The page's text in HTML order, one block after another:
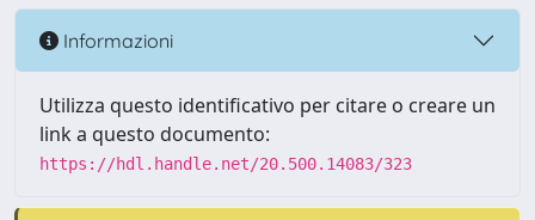
Informazioni
Utilizza questo identificativo per citare o creare un
link a questo documento:
https://hdl.handle.net/20.500.14083/323